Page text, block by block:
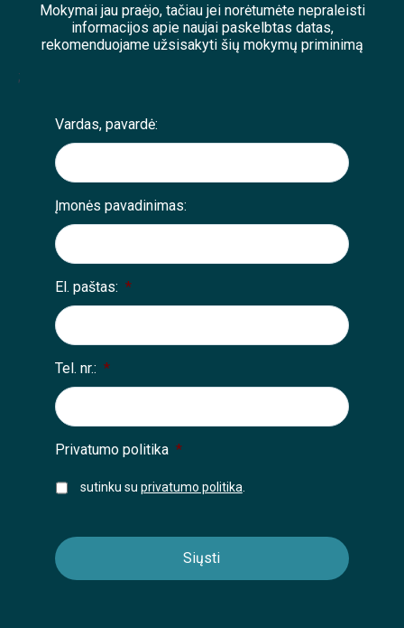
Mokymai jau praėjo, tačiau jei norėtumėte nepraleisti
informacijos apie naujai paskelbtas datas,
rekomenduojame užsisakyti šių mokymų priminimą
;
Vardas, pavardė:
Įmonės pavadinimas:
El. paštas: *
Tel. nr.: *
Privatumo politika *
sutinku su privatumo politika